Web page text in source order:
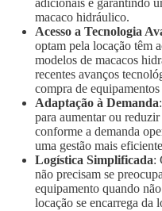
adicionais e garantindo
macaco hidráulico.
Acesso a Tecnologia
optam pela locação têm
modelos de macacos
recentes avanços
compra de
Adaptação à Demanda
para aumentar ou
conforme a demanda
uma gestão mais
Logística Simplificada:
não precisam se
equipamento quando
locação se encarrega da